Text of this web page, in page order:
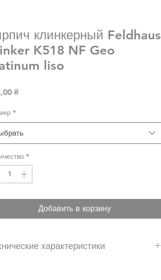
клинкерный Feldhaus
K518 NF Geo
liso
₴Цена
*
*
Добавить в корзину
характеристики